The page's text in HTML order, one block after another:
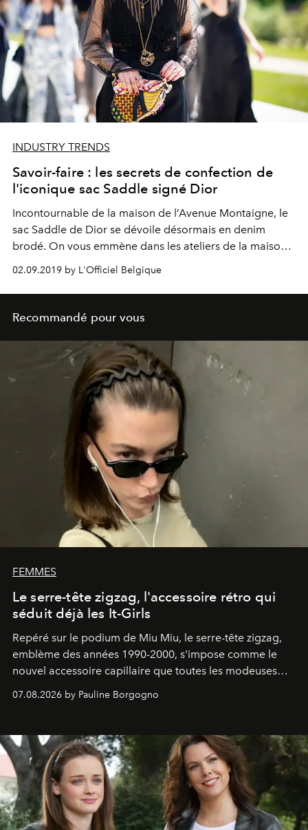
INDUSTRY TRENDS
Savoir-faire : les secrets de confection de
l'iconique sac Saddle signé Dior
Incontournable de la maison de l’Avenue Montaigne, le
sac Saddle de Dior se dévoile désormais en denim
brodé. On vous emmène dans les ateliers de la maison à
d’exception.
02.09.2019 by L'Officiel Belgique
Recommandé pour vous
FEMMES
Le serre-tête zigzag, l'accessoire rétro qui
séduit déjà les It-Girls
Repéré sur le podium de Miu Miu, le serre-tête zigzag,
emblème des années 1990-2000, s'impose comme le
nouvel accessoire capillaire que toutes les modeuses
07.08.2026 by Pauline Borgogno